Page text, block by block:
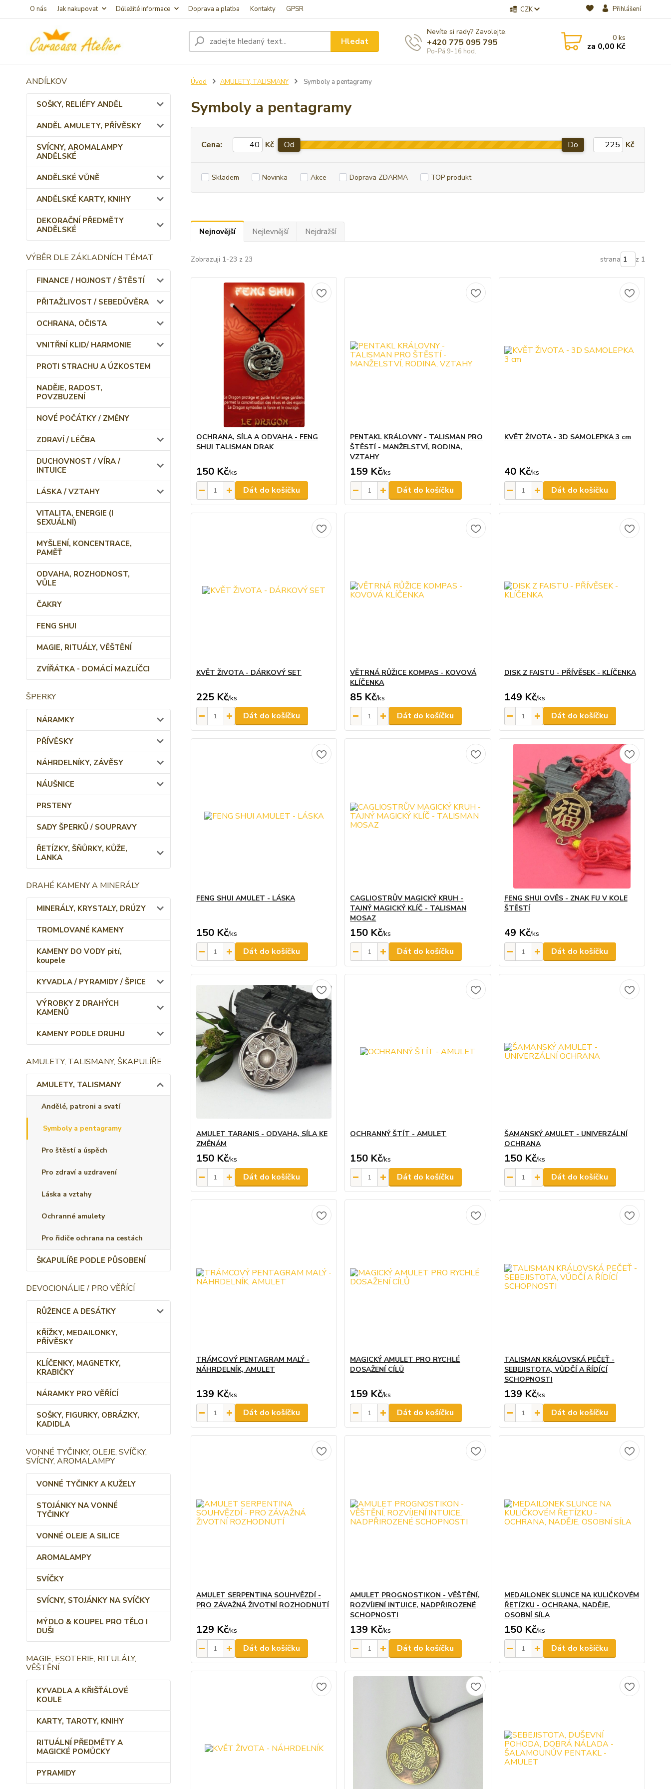
O nás Jak nakupovat Důležité informace Doprava a platba Kontakty GPSR CZK Přihlášení
Hledat
Nevíte si rady? Zavolejte.
+420 775 095 795
Po-Pá 9-16 hod.
0ks
za 0,00 Kč
ANDÍLKOV
SOŠKY, RELIÉFY ANDĚL
ANDĚL AMULETY, PŘÍVĚSKY
SVÍCNY, AROMALAMPY
ANDĚLSKÉ
ANDĚLSKÉ VŮNĚ
ANDĚLSKÉ KARTY, KNIHY
DEKORAČNÍ PŘEDMĚTY
ANDĚLSKÉ
VÝBĚR DLE ZÁKLADNÍCH TÉMAT
FINANCE / HOJNOST / ŠTĚSTÍ
PŘITAŽLIVOST / SEBEDŮVĚRA
OCHRANA, OČISTA
VNITŘNÍ KLID/ HARMONIE
PROTI STRACHU A ÚZKOSTEM
NADĚJE, RADOST,
POVZBUZENÍ
NOVÉ POČÁTKY / ZMĚNY
ZDRAVÍ / LÉČBA
DUCHOVNOST / VÍRA /
INTUICE
LÁSKA / VZTAHY
VITALITA, ENERGIE (I
SEXUÁLNÍ)
MYŠLENÍ, KONCENTRACE,
PAMĚŤ
ODVAHA, ROZHODNOST,
VŮLE
ČAKRY
FENG SHUI
MAGIE, RITUÁLY, VĚŠTĚNÍ
ZVÍŘÁTKA - DOMÁCÍ MAZLÍČCI
ŠPERKY
NÁRAMKY
PŘÍVĚSKY
NÁHRDELNÍKY, ZÁVĚSY
NÁUŠNICE
PRSTENY
SADY ŠPERKŮ / SOUPRAVY
ŘETÍZKY, ŠŇŮRKY, KŮŽE,
LANKA
DRAHÉ KAMENY A MINERÁLY
MINERÁLY, KRYSTALY, DRÚZY
TROMLOVANÉ KAMENY
KAMENY DO VODY pití,
koupele
KYVADLA / PYRAMIDY / ŠPICE
VÝROBKY Z DRAHÝCH
KAMENŮ
KAMENY PODLE DRUHU
AMULETY, TALISMANY, ŠKAPULÍŘE
AMULETY, TALISMANY
Andělé, patroni a svatí
Symboly a pentagramy
Pro štěstí a úspěch
Pro zdraví a uzdravení
Láska a vztahy
Ochranné amulety
Pro řidiče ochrana na cestách
ŠKAPULÍŘE PODLE PŮSOBENÍ
DEVOCIONÁLIE / PRO VĚŘÍCÍ
RŮŽENCE A DESÁTKY
KŘÍŽKY, MEDAILONKY,
PŘÍVĚSKY
KLÍČENKY, MAGNETKY,
KRABIČKY
NÁRAMKY PRO VĚŘÍCÍ
SOŠKY, FIGURKY, OBRÁZKY,
KADIDLA
VONNÉ TYČINKY, OLEJE, SVÍČKY,
SVÍCNY, AROMALAMPY
VONNÉ TYČINKY A KUŽELY
STOJÁNKY NA VONNÉ
TYČINKY
VONNÉ OLEJE A SILICE
AROMALAMPY
SVÍČKY
SVÍCNY, STOJÁNKY NA SVÍČKY
MÝDLO & KOUPEL PRO TĚLO I
DUŠI
MAGIE, ESOTERIE, RITULÁLY,
VĚŠTĚNÍ
KYVADLA A KŘIŠŤÁLOVÉ
KOULE
KARTY, TAROTY, KNIHY
RITUÁLNÍ PŘEDMĚTY A
MAGICKÉ POMŮCKY
PYRAMIDY
Úvod AMULETY, TALISMANY Symboly a pentagramy
Symboly a pentagramy
Cena: Kč Od Do Kč
Skladem Novinka Akce Doprava ZDARMA TOP produkt
Nejnovější Nejlevnější Nejdražší
Zobrazuji 1-23 z 23 strana z 1
OCHRANA, SÍLA A ODVAHA - FENG
SHUI TALISMAN DRAK
150 Kč/ks
Dát do košíčku
PENTAKL KRÁLOVNY - TALISMAN PRO
ŠTĚSTÍ - MANŽELSTVÍ, RODINA,
VZTAHY
159 Kč/ks
Dát do košíčku
KVĚT ŽIVOTA - 3D SAMOLEPKA 3 cm
40 Kč/ks
Dát do košíčku
KVĚT ŽIVOTA - DÁRKOVÝ SET
225 Kč/ks
Dát do košíčku
VĚTRNÁ RŮŽICE KOMPAS - KOVOVÁ
KLÍČENKA
85 Kč/ks
Dát do košíčku
DISK Z FAISTU - PŘÍVĚSEK - KLÍČENKA
149 Kč/ks
Dát do košíčku
FENG SHUI AMULET - LÁSKA
150 Kč/ks
Dát do košíčku
CAGLIOSTRŮV MAGICKÝ KRUH -
TAJNÝ MAGICKÝ KLÍČ - TALISMAN
MOSAZ
150 Kč/ks
Dát do košíčku
FENG SHUI OVĚS - ZNAK FU V KOLE
ŠTĚSTÍ
49 Kč/ks
Dát do košíčku
AMULET TARANIS - ODVAHA, SÍLA KE
ZMĚNÁM
150 Kč/ks
Dát do košíčku
OCHRANNÝ ŠTÍT - AMULET
150 Kč/ks
Dát do košíčku
ŠAMANSKÝ AMULET - UNIVERZÁLNÍ
OCHRANA
150 Kč/ks
Dát do košíčku
TRÁMCOVÝ PENTAGRAM MALÝ -
NÁHRDELNÍK, AMULET
139 Kč/ks
Dát do košíčku
MAGICKÝ AMULET PRO RYCHLÉ
DOSAŽENÍ CÍLŮ
159 Kč/ks
Dát do košíčku
TALISMAN KRÁLOVSKÁ PEČEŤ -
SEBEJISTOTA, VŮDČÍ A ŘÍDÍCÍ
SCHOPNOSTI
139 Kč/ks
Dát do košíčku
AMULET SERPENTINA SOUHVĚZDÍ -
PRO ZÁVAŽNÁ ŽIVOTNÍ ROZHODNUTÍ
129 Kč/ks
Dát do košíčku
AMULET PROGNOSTIKON - VĚŠTĚNÍ,
ROZVÍJENÍ INTUICE, NADPŘIROZENÉ
SCHOPNOSTI
139 Kč/ks
Dát do košíčku
MEDAILONEK SLUNCE NA KULIČKOVÉM
ŘETÍZKU - OCHRANA, NADĚJE,
OSOBNÍ SÍLA
150 Kč/ks
Dát do košíčku